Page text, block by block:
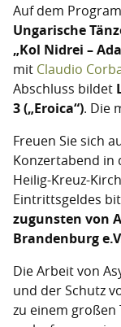
Auf dem
Ungarische
„Kol Nidrei –
mit Claudio
Abschluss bildet
3 („Eroica“). Die
Freuen Sie sich
Konzertabend in
Heilig-Kreuz-
Eintrittsgeldes
zugunsten von
Brandenburg
Die Arbeit von
und der Schutz
zu einem großen